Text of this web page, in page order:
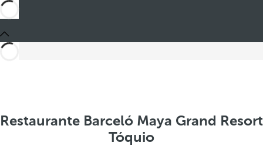
Restaurante Barceló Maya Grand Resort
Tóquio